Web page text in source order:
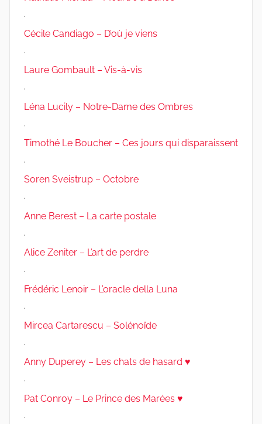
.
Cécile Candiago – D’où je viens
.
Laure Gombault – Vis-à-vis
.
Léna Lucily – Notre-Dame des Ombres
.
Timothé Le Boucher – Ces jours qui disparaissent
.
Soren Sveistrup – Octobre
.
Anne Berest – La carte postale
.
Alice Zeniter – L’art de perdre
.
Frédéric Lenoir – L’oracle della Luna
.
Mircea Cartarescu – Solénoïde
.
Anny Duperey – Les chats de hasard ♥
.
Pat Conroy – Le Prince des Marées ♥
.